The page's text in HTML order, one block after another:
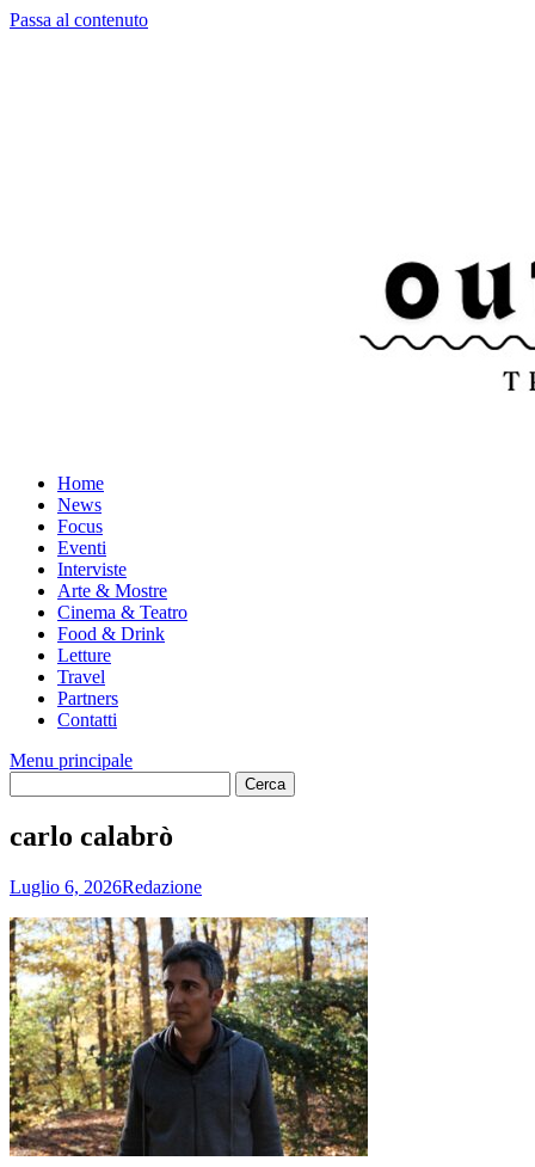
Passa al contenuto
Home
News
Focus
Eventi
Interviste
Arte & Mostre
Cinema & Teatro
Food & Drink
Letture
Travel
Partners
Contatti
Menu principale
carlo calabrò
Luglio 6, 2026Redazione